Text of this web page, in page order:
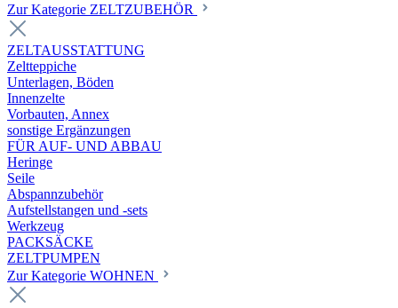
Zur Kategorie ZELTZUBEHÖR
ZELTAUSSTATTUNG
Zeltteppiche
Unterlagen, Böden
Innenzelte
Vorbauten, Annex
sonstige Ergänzungen
FÜR AUF- UND ABBAU
Heringe
Seile
Abspannzubehör
Aufstellstangen und -sets
Werkzeug
PACKSÄCKE
ZELTPUMPEN
Zur Kategorie WOHNEN